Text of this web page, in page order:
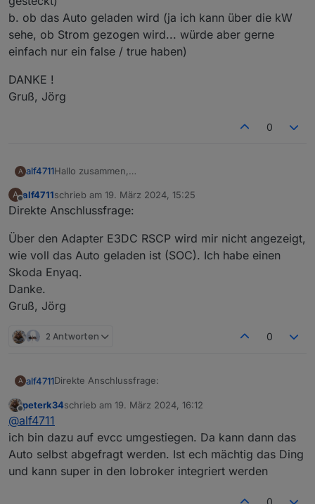
b. ob das Auto geladen wird (ja ich kann über die kW
sehe, ob Strom gezogen wird... würde aber gerne
einfach nur ein false / true haben)
DANKE !
Gruß, Jörg
0
A alf4711Hallo zusammen,
a. das Auto mit der Wallbox verbunden ist (Stecker
gesteckt)
sehe, ob Strom gezogen wird... würde aber gerne
einfach nur ein false / true haben)
Gruß, Jörg
A
Offline
alf4711schrieb am 19. März 2024, 15:25
zuletzt editiert von
Direkte Anschlussfrage:
Über den Adapter E3DC RSCP wird mir nicht angezeigt,
wie voll das Auto geladen ist (SOC). Ich habe einen
Skoda Enyaq.
Danke.
Gruß, Jörg
2 Antworten 0
A alf4711Direkte Anschlussfrage:
Über den Adapter E3DC RSCP wird mir nicht angezeigt,
Skoda Enyaq.
Danke.
Gruß, Jörg
Offline
peterk34schrieb am 19. März 2024, 16:12
zuletzt editiert von
@alf4711
ich bin dazu auf evcc umgestiegen. Da kann dann das
Auto selbst abgefragt werden. Ist ech mächtig das Ding
und kann super in den Iobroker integriert werden